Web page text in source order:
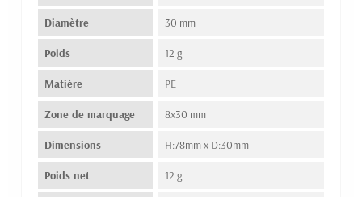
Diamètre 30 mm
Poids 12 g
Matière PE
Zone de marquage 8x30 mm
Dimensions H:78mm x D:30mm
Poids net 12 g